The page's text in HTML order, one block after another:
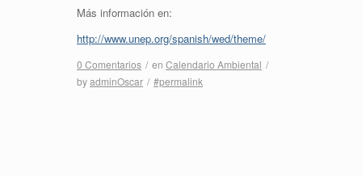
Más información en:
http://www.unep.org/spanish/wed/theme/
0 Comentarios / en Calendario Ambiental /
byadminOscar / #permalink